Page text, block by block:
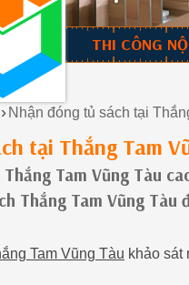
THI CÔNG
› Nhận đóng tủ sách tại
tại Thắng Tam
Tam Vũng Tàu
Thắng Tam Vũng Tàu
Tam Vũng Tàu khảo sát